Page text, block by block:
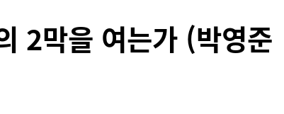
2막을 여는가 (박영준